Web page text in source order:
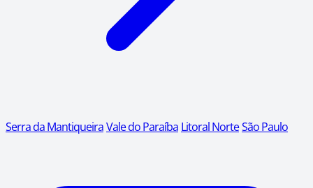
Serra da MantiqueiraVale do Paraíba Litoral NorteSão Paulo